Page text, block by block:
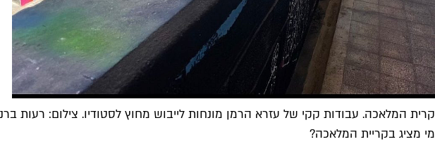
קרית המלאכה. עבודות קקי של עזרא הרמן מונחות לייבוש מחוץ לסטודיו. צילום: רעות
מי מציג בקריית המלאכה?